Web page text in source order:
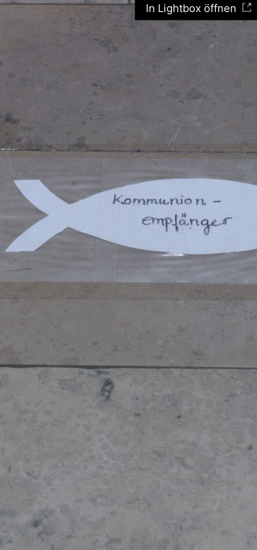
In Lightbox öffnen